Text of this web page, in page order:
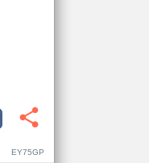
EY75GP